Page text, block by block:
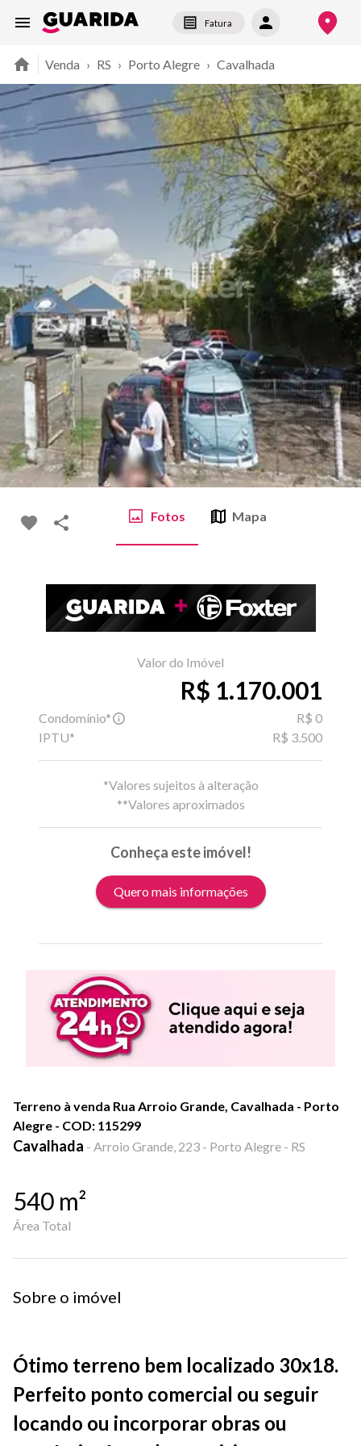
Fatura
Venda › RS › Porto Alegre › Cavalhada
Fotos Mapa
Valor do Imóvel
R$ 1.170.001
Condomínio*
R$ 0
IPTU*
R$ 3.500
*Valores sujeitos à alteração
**Valores aproximados
Conheça este imóvel!
Quero mais informações
Terreno à venda Rua Arroio Grande, Cavalhada - Porto
Alegre - COD: 115299
Cavalhada - Arroio Grande, 223 - Porto Alegre - RS
540 m²
Área Total
Sobre o imóvel
Ótimo terreno bem localizado 30x18.
Perfeito ponto comercial ou seguir
locando ou incorporar obras ou